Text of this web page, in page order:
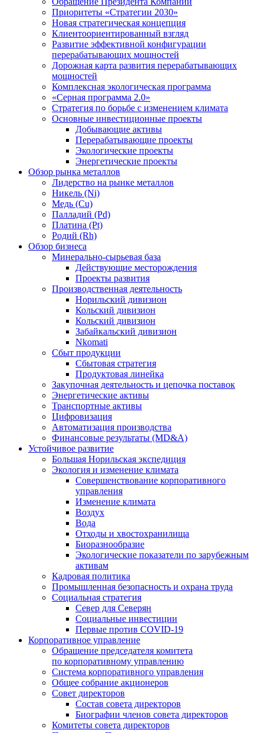
Приоритеты «Стратегии 2030»
Новая стратегическая концепция
Клиентоориентированный взгляд
Развитие эффективной конфигурации
перерабатывающих мощностей
Дорожная карта развития перерабатывающих
мощностей
Комплексная экологическая программа
«Серная программа 2.0»
Стратегия по борьбе с изменением климата
Основные инвестиционные проекты
Добывающие активы
Перерабатывающие проекты
Экологические проекты
Энергетические проекты
Обзор рынка металлов
Лидерство на рынке металлов
Никель (Ni)
Медь (Cu)
Палладий (Pd)
Платина (Pt)
Родий (Rh)
Обзор бизнеса
Минерально-сырьевая база
Действующие месторождения
Проекты развития
Производственная деятельность
Норильский дивизион
Кольский дивизион
Кольский дивизион
Забайкальский дивизион
Nkomati
Сбыт продукции
Сбытовая стратегия
Продуктовая линейка
Закупочная деятельность и цепочка поставок
Энергетические активы
Транспортные активы
Цифровизация
Автоматизация производства
Финансовые результаты (MD&A)
Устойчивое развитие
Большая Норильская экспедиция
Экология и изменение климата
Совершенствование корпоративного
управления
Изменение климата
Воздух
Вода
Отходы и хвостохранилища
Биоразнообразие
Экологические показатели по зарубежным
активам
Кадровая политика
Промышленная безопасность и охрана труда
Социальная стратегия
Север для Северян
Социальные инвестиции
Первые против COVID‑19
Корпоративное управление
Обращение председателя комитета
по корпоративному управлению
Система корпоративного управления
Общее собрание акционеров
Совет директоров
Состав совета директоров
Биографии членов совета директоров
Комитеты совета директоров